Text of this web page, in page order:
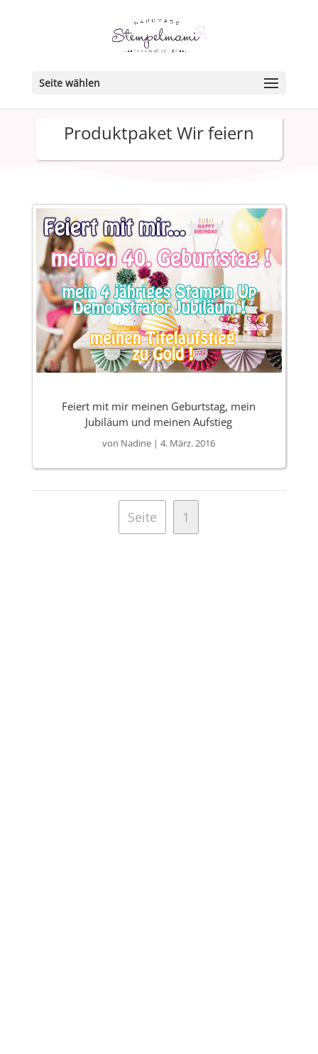
Seite wählen
Produktpaket Wir feiern
Feiert mit mir meinen Geburtstag, mein
Jubiläum und meinen Aufstieg
von Nadine |4. März. 2016
Seite 1